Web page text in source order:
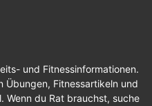
und Fitnessinformationen.
Übungen, Fitnessartikeln und
Wenn du Rat brauchst, suche